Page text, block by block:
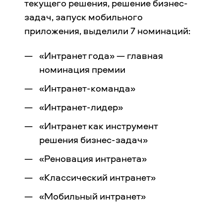
текущего решения, решение бизнес-
задач, запуск мобильного
приложения, выделили 7 номинаций:
«Интранет года» — главная
номинация премии
«Интранет-команда»
«Интранет-лидер»
«Интранет как инструмент
решения бизнес-задач»
«Реновация интранета»
«Классический интранет»
«Мобильный интранет»